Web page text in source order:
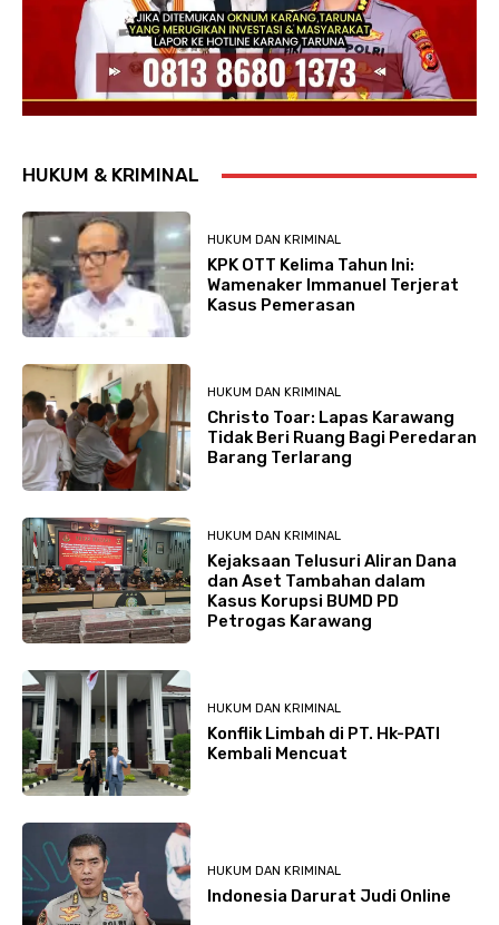
HUKUM & KRIMINAL
HUKUM DAN KRIMINAL
KPK OTT Kelima Tahun Ini:
Wamenaker Immanuel Terjerat
Kasus Pemerasan
HUKUM DAN KRIMINAL
Christo Toar: Lapas Karawang
Tidak Beri Ruang Bagi Peredaran
Barang Terlarang
HUKUM DAN KRIMINAL
Kejaksaan Telusuri Aliran Dana
dan Aset Tambahan dalam
Kasus Korupsi BUMD PD
Petrogas Karawang
HUKUM DAN KRIMINAL
Konflik Limbah di PT. Hk-PATI
Kembali Mencuat
HUKUM DAN KRIMINAL
Indonesia Darurat Judi Online